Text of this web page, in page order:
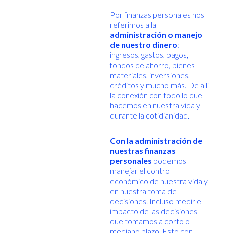
Por finanzas personales nos
referimos a la
administración o manejo
de nuestro dinero:
ingresos, gastos, pagos,
fondos de ahorro, bienes
materiales, inversiones,
créditos y mucho más. De allí
la conexión con todo lo que
hacemos en nuestra vida y
durante la cotidianidad.
Con la administración de
nuestras finanzas
personales podemos
manejar el control
económico de nuestra vida y
en nuestra toma de
decisiones. Incluso medir el
impacto de las decisiones
que tomamos a corto o